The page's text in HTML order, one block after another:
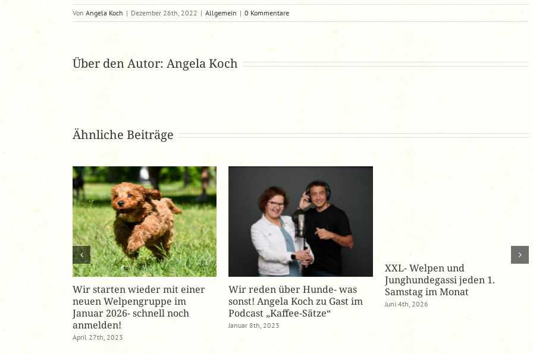
VonAngela Koch | Dezember 26th, 2022 | Allgemein | 0 Kommentare
Über den Autor: Angela Koch
Ähnliche Beiträge
und euren
freuen uns
2026
Wir starten wieder mit einer
neuen Welpengruppe im
Januar 2026- schnell noch
anmelden!
April 27th, 2023
Wir reden über Hunde- was
sonst! Angela Koch zu Gast im
Podcast „Kaffee-Sätze“
Januar 8th, 2023
XXL- Welpen und
Junghundegassi jeden 1.
Samstag im Monat
Juni 4th, 2026